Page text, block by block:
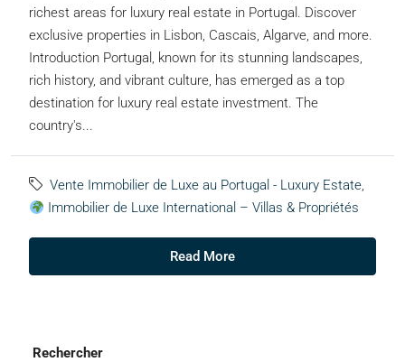
richest areas for luxury real estate in Portugal. Discover
exclusive properties in Lisbon, Cascais, Algarve, and more.
Introduction Portugal, known for its stunning landscapes,
rich history, and vibrant culture, has emerged as a top
destination for luxury real estate investment. The
country's...
Vente Immobilier de Luxe au Portugal - Luxury Estate,
Immobilier de Luxe International – Villas & Propriétés
Read More
Rechercher